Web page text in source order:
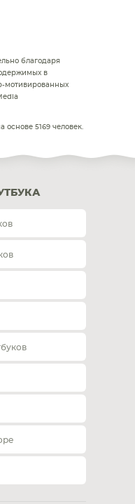
благодаря
в
мотивированных
основе 5169 человек.